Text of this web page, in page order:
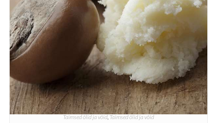
Taimsed õlid ja võid, Taimsed õlid ja võid